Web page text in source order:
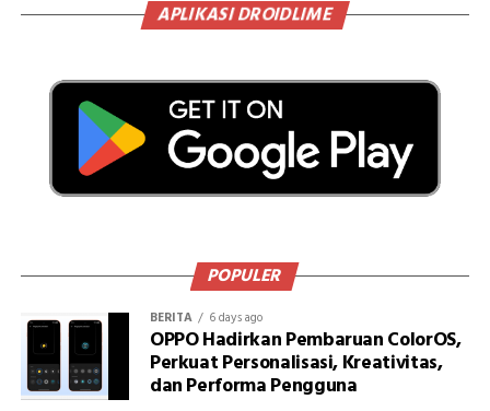
APLIKASI DROIDLIME
POPULER
BERITA 6 days ago
OPPO Hadirkan Pembaruan ColorOS,
Perkuat Personalisasi, Kreativitas,
dan Performa Pengguna